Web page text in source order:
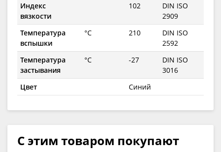
Индекс
вязкости
102
DIN ISO
2909
Температура
вспышки
°C 210
DIN ISO
2592
Температура
застывания
°C -27
DIN ISO
3016
Цвет
Синий
С этим товаром покупают